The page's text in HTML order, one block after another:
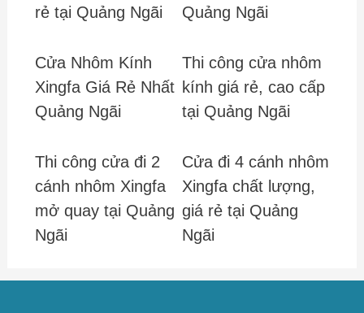
rẻ tại Quảng Ngãi
Quảng Ngãi
Cửa Nhôm Kính
Xingfa Giá Rẻ Nhất
Quảng Ngãi
Thi công cửa nhôm
kính giá rẻ, cao cấp
tại Quảng Ngãi
Thi công cửa đi 2
cánh nhôm Xingfa
mở quay tại Quảng
Ngãi
Cửa đi 4 cánh nhôm
Xingfa chất lượng,
giá rẻ tại Quảng
Ngãi